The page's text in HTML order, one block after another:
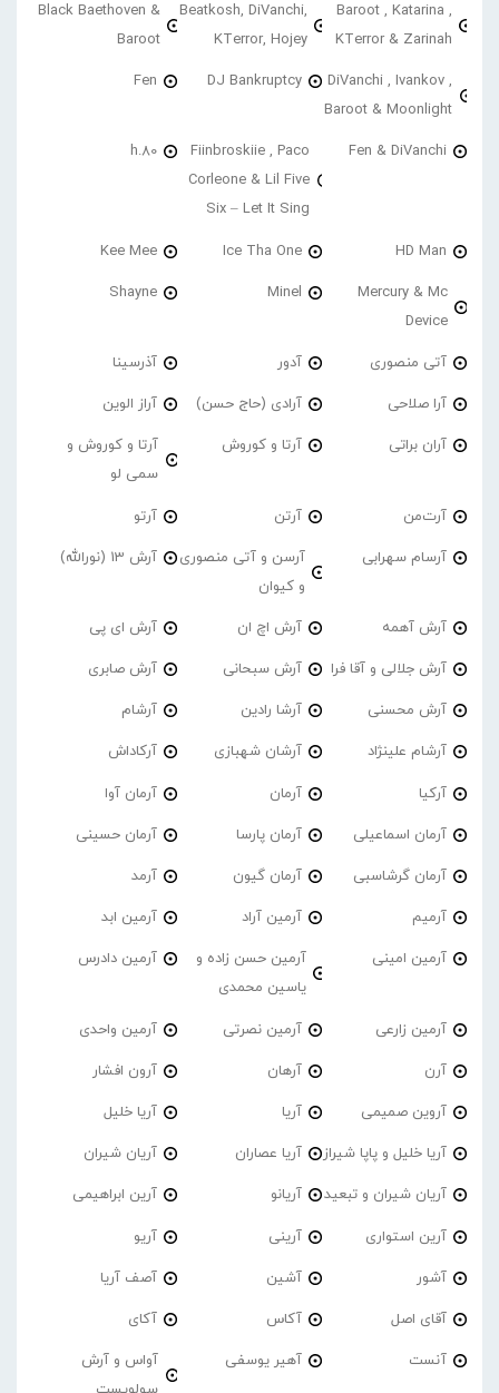
Baroot , Katarina ,
KTerror & Zarinah
Beatkosh, DiVanchi,
KTerror, Hojey
Black Baethoven &
Baroot
DiVanchi , Ivankov ,
Baroot & Moonlight
DJ Bankruptcy
Fen
Fen & DiVanchi
Fiinbroskiie , Paco
Corleone & Lil Five
Six – Let It Sing
h.80
HD Man
Ice Tha One
Kee Mee
Mercury & Mc
Device
Minel
Shayne
آتی منصوری آدور آذرسینا
آرا صلاحی آرادی (حاج حسن) آراز الوین
آران براتی آرتا و کوروش
آرتا و کوروش و
سمی لو
آرت‌من آرتن آرتو
آرسام سهرابی
آرسن و آتی منصوری
و کیوان
آرش 13 (نورالله)
آرش آهمه آرش اچ ان آرش ای پی
آرش جلالی و آقا فرا آرش سبحانی آرش صابری
آرش محسنی آرشا رادین آرشام
آرشام علینژاد آرشان شهبازی آرکاداش
آرکیا آرمان آرمان آوا
آرمان اسماعیلی آرمان پارسا آرمان حسینی
آرمان گرشاسبی آرمان گیون آرمد
آرمیم آرمین آراد آرمین ابد
آرمین امینی
آرمین حسن زاده و
یاسین محمدی
آرمین دادرس
آرمین زارعی آرمین نصرتی آرمین واحدی
آرن آرهان آرون افشار
آروین صمیمی آریا آریا خلیل
آریا خلیل و پاپا شیراز آریا عصاران آریان شیران
آریان شیران و تبعید آریانو آرین ابراهیمی
آرین استواری آرینی آریو
آشور آشین آصف آریا
آقای اصل آکاس آکای
آنست آهیر یوسفی
آواس و آرش